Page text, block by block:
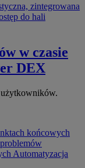
zintegrowana
do hali
w czasie
DEX
końcowych
Automatyzacja